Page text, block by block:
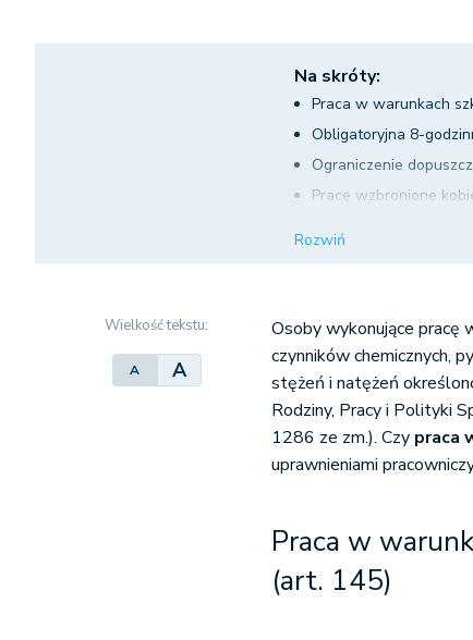
Na skróty:
Praca w warunkach
Obligatoryjna 8-
Ograniczenie
Prace wzbronione
Zapobieganie
Rozwiązanie umowy
Rozwiń
Wielkość tekstu:
A A
Osoby wykonujące pracę
czynników chemicznych,
stężeń i natężeń
Rodziny, Pracy i Polityki
1286 ze zm.). Czy praca
uprawnieniami
Praca w
(art. 145)